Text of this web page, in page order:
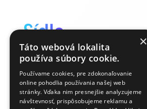
Sídlo
a fakturační
údaje
×
Táto webová lokalita
používa súbory cookie.
Používame cookies, pre zdokonaľovanie
online pohodlia používania našej web
stránky. Vďaka nim presnejšie analyzujeme
návštevnosť, prispôsobujeme reklamu a